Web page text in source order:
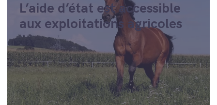
L’aide d’état est accessible
aux exploitations agricoles